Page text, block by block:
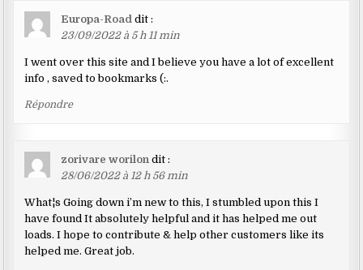
Europa-Road dit :
23/09/2022 à 5 h 11 min
I went over this site and I believe you have a lot of excellent
info , saved to bookmarks (:.
Répondre
zorivare worilon dit :
28/06/2022 à 12 h 56 min
What¦s Going down i’m new to this, I stumbled upon this I
have found It absolutely helpful and it has helped me out
loads. I hope to contribute & help other customers like its
helped me. Great job.